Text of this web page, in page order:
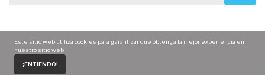
Home
Este sitio web utiliza cookies para garantizar que obtenga la mejor experiencia en
nuestro sitio web.
¡ENTIENDO!